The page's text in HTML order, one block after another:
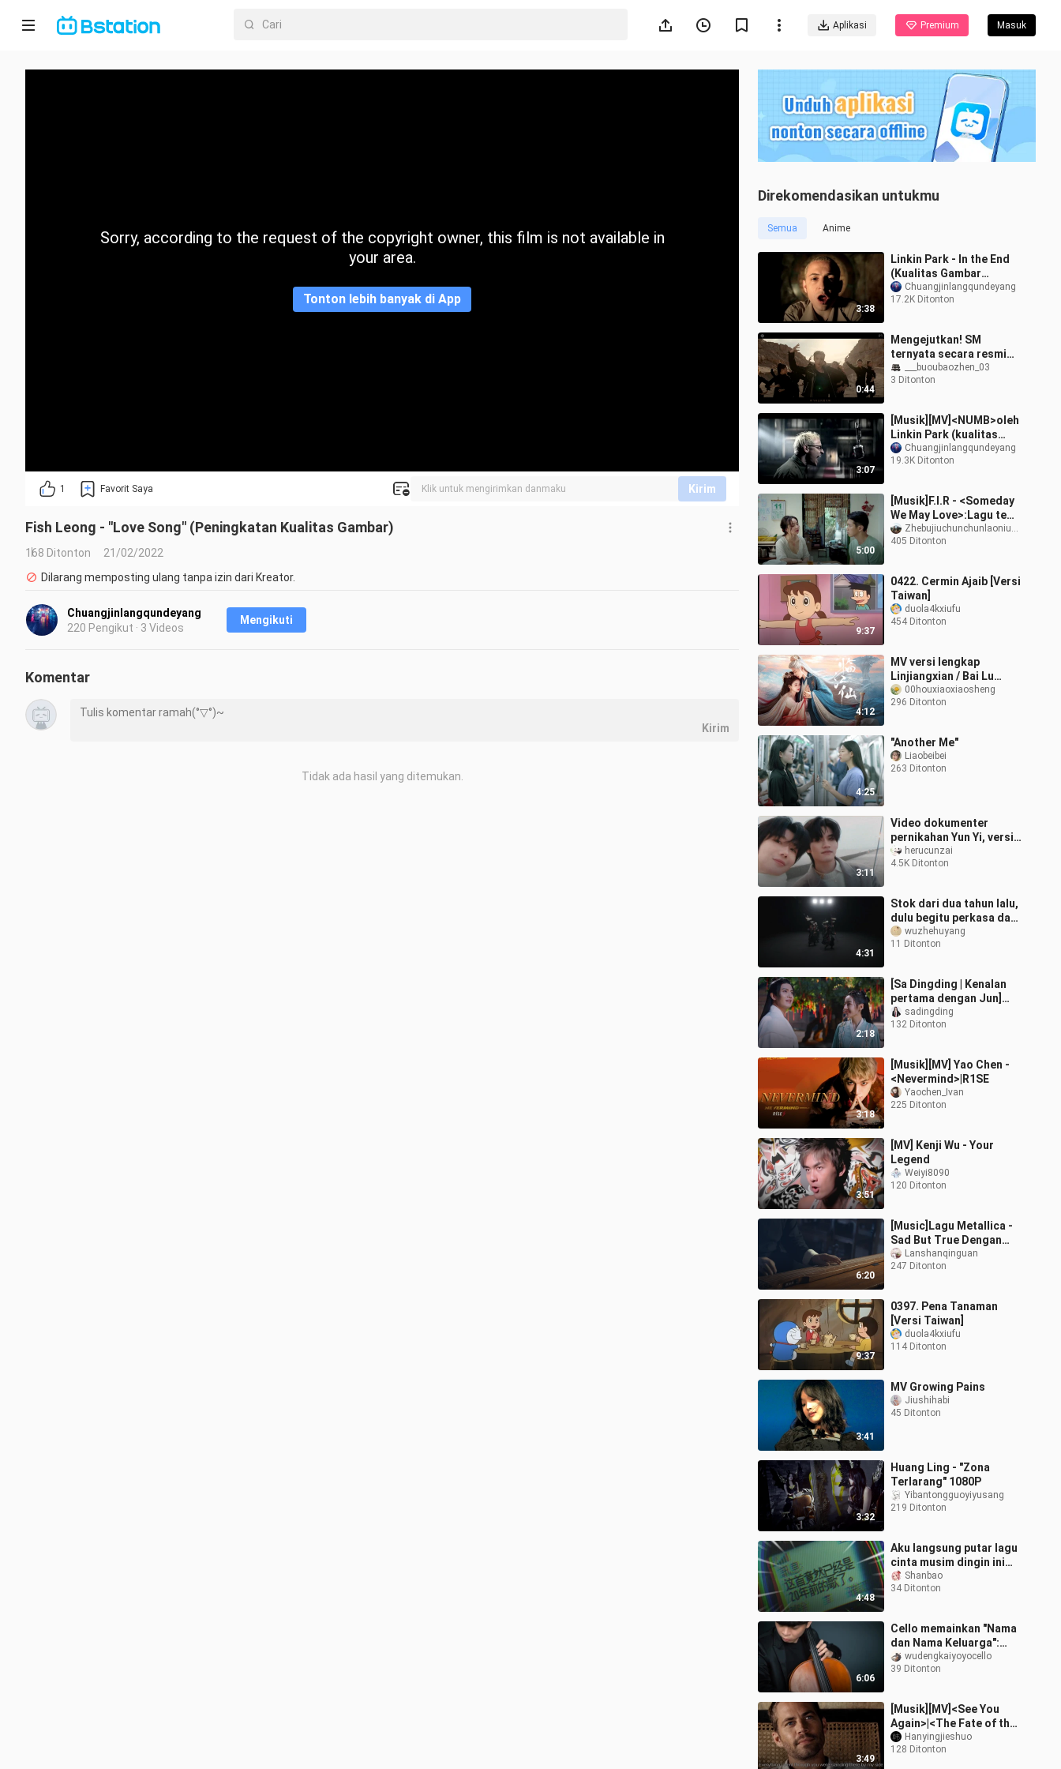
Aplikasi Premium Masuk
Halaman
KategoriSorry, according to the request of the copyright owner, this film is not available in
your area.
Tonton lebih banyak di App
1 Favorit Saya Kirim
Fish Leong - "Love Song" (Peningkatan Kualitas Gambar)
168 Ditonton
21/02/2022
Dilarang memposting ulang tanpa izin dari Kreator.
Chuangjinlangqundeyang
220 Pengikut · 3 Videos
Mengikuti
Direkomendasikan untukmu
Semua Anime
3:38
Linkin Park - In the End
(Kualitas Gambar
Ditingkatkan)
Chuangjinlangqundeyang
17.2K Ditonton
0:44
Mengejutkan! SM
ternyata secara resmi
mempromosikan Zhang
Yixing - Feitian (Naratif)
___buoubaozhen_03
3 Ditonton
3:07
[Musik][MV]<NUMB>oleh
Linkin Park (kualitas
gambar sudah
diperbaiki)
Chuangjinlangqundeyang
19.3K Ditonton
5:00
[Musik]F.I.R - <Someday
We May Love>:Lagu tema
film<MONEYBOYS>
Zhebujiuchunchunlaoniumame
405 Ditonton
9:37
0422. Cermin Ajaib [Versi
Taiwan]
duola4kxiufu
454 Ditonton
4:12
MV versi lengkap
Linjiangxian / Bai Lu
bernyanyi / Bai Lu, Zeng
Shunxi, He Ruixian dan
00houxiaoxiaosheng
296 Ditonton
4:25
"Another Me"
Liaobeibei
263 Ditonton
3:11
Video dokumenter
pernikahan Yun Yi, versi
MV asli beresolusi HD
lengkap, telah
herucunzai
4.5K Ditonton
4:31
Stok dari dua tahun lalu,
dulu begitu perkasa dan
gagah berani seperti
harimau yang menelan
wuzhehuyang
11 Ditonton
2:18
[Sa Dingding | Kenalan
pertama dengan Jun]
"Fish Leap Up"
sadingding
132 Ditonton
3:18
[Musik][MV] Yao Chen -
<Nevermind>|R1SE
Yaochen_Ivan
225 Ditonton
3:51
[MV] Kenji Wu - Your
Legend
Weiyi8090
120 Ditonton
6:20
[Music]Lagu Metallica -
Sad But True Dengan
Alat Musik Guqin
Lanshanqinguan
247 Ditonton
9:37
0397. Pena Tanaman
[Versi Taiwan]
duola4kxiufu
114 Ditonton
3:41
MV Growing Pains
Jiushihabi
45 Ditonton
3:32
Huang Ling - "Zona
Terlarang" 1080P
Yibantongguoyiyusang
219 Ditonton
4:48
Aku langsung putar lagu
cinta musim dingin ini
berulang-ulang!!!❄️
Bekukan waktu itu,
Shanbao
34 Ditonton
6:06
Cello memainkan "Nama
dan Nama Keluarga":
Mingming pernah sangat
dekat
wudengkaiyoyocello
39 Ditonton
3:49
[Musik][MV]<See You
Again>|<The Fate of the
Furious 7>
Hanyingjieshuo
128 Ditonton
Komentar
Kirim
Tidak ada hasil yang ditemukan.